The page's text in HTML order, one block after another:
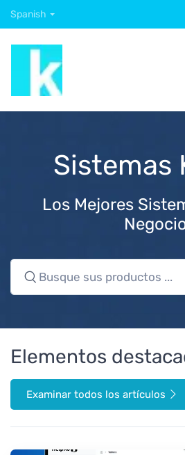
Spanish
Sistemas
Los Mejores
Elementos
Examinar todos los artículos